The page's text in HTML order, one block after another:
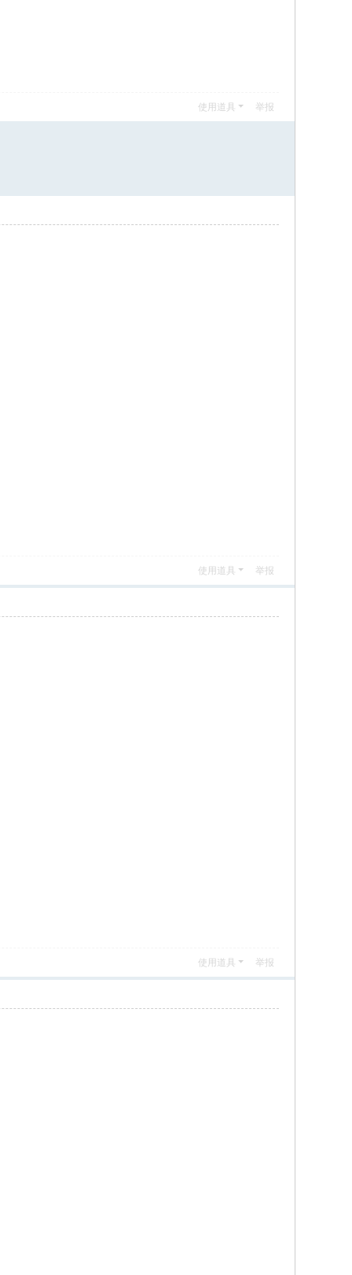
使用道具 举报
使用道具 举报
使用道具 举报